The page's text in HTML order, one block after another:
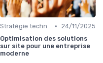
Stratégie technologique •
24/11/2025
Optimisation des solutions
sur site pour une entreprise
moderne